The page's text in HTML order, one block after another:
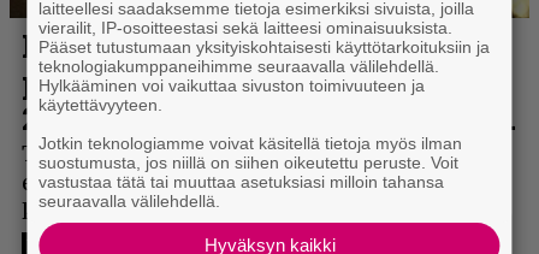
laitteellesi saadaksemme tietoja esimerkiksi sivuista, joilla
vierailit, IP-osoitteestasi sekä laitteesi ominaisuuksista.
Pääset tutustumaan yksityiskohtaisesti käyttötarkoituksiin ja
teknologiakumppaneihimme seuraavalla välilehdellä.
Hylkääminen voi vaikuttaa sivuston toimivuuteen ja
käytettävyyteen.
Jotkin teknologiamme voivat käsitellä tietoja myös ilman
suostumusta, jos niillä on siihen oikeutettu peruste. Voit
vastustaa tätä tai muuttaa asetuksiasi milloin tahansa
seuraavalla välilehdellä.
Hyväksyn kaikki